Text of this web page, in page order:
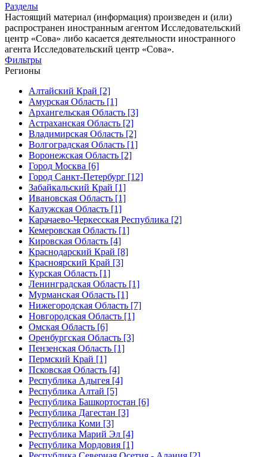
Разделы
Настоящий материал (информация) произведен и (или)
распространен иностранным агентом Исследовательский
центр «Сова» либо касается деятельности иностранного
агента Исследовательский центр «Сова».
Фильтры
Регионы
Алтайский Край [2]
Амурская Область [1]
Архангельская Область [3]
Астраханская Область [2]
Владимирская Область [2]
Волгоградская Область [1]
Воронежская Область [2]
Город Москва [6]
Город Санкт-Петербург [12]
Забайкальский Край [1]
Ивановская Область [1]
Калужская Область [1]
Карачаево-Черкесская Республика [2]
Кемеровская Область [1]
Кировская Область [4]
Краснодарский Край [8]
Красноярский Край [3]
Курская Область [1]
Ленинградская Область [1]
Мурманская Область [1]
Нижегородская Область [7]
Новгородская Область [1]
Омская Область [6]
Оренбургская Область [3]
Пензенская Область [1]
Пермский Край [1]
Псковская Область [4]
Республика Адыгея [4]
Республика Алтай [5]
Республика Башкортостан [6]
Республика Дагестан [3]
Республика Коми [3]
Республика Марий Эл [4]
Республика Мордовия [1]